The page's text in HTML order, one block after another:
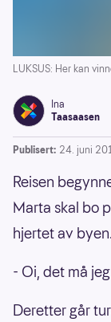
LUKSUS: Her kan
Ina
Taasaasen
Publisert: 24. juni
Reisen
Marta skal bo
hjertet av byen.
- Oi, det må
Deretter går